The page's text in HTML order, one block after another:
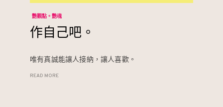
艷觀點。艷魂
作自己吧。
唯有真誠能讓人接納，讓人喜歡。
READ MORE